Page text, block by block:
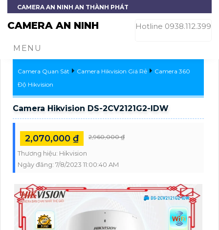
CAMERA AN NINH AN THÀNH PHÁT
CAMERA AN NINH Hotline 0938.112.399
MENU
Camera Quan Sát Camera Hikvision Giá Rẻ
Camera 360
Độ Hikvision
Camera Hikvision DS-2CV2121G2-IDW
2,070,000 ₫ 2,960,000 ₫
Thương hiệu: Hikvision
Ngày đăng: 7/8/2023 11:00:40 AM